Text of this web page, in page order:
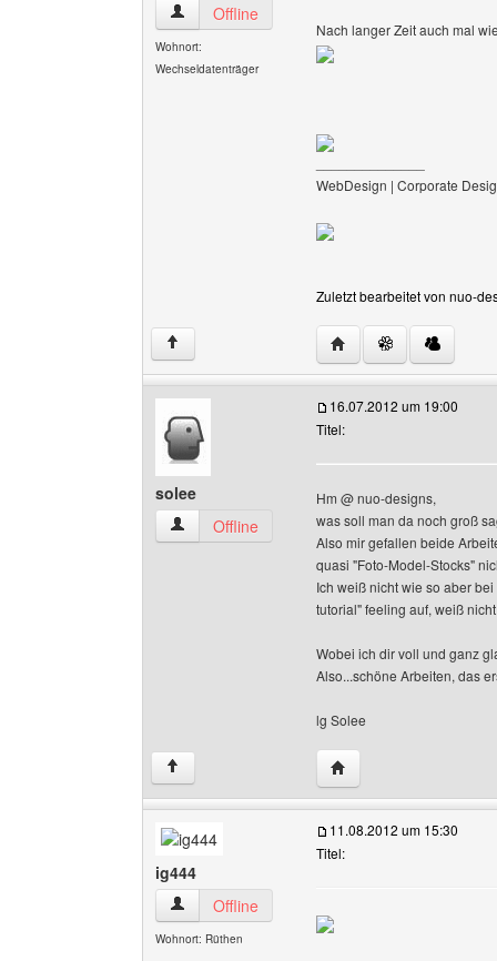
nuo-designs Benutzer-Profile anzeigen
Offline
Wohnort:
Wechseldatenträger
Nach langer Zeit auch mal
WebDesign | Corporate
Zuletzt bearbeitet von nuo-
↑ Website dieses
solee
solee Benutzer-Profile anzeigen
Offline
16.07.2012 um 19:00
Titel:
Hm @ nuo-designs,
was soll man da noch groß
Also mir gefallen beide
quasi "Foto-Model-Stocks"
Ich weiß nicht wie so aber
tutorial" feeling auf, weiß
Wobei ich dir voll und ganz
Also...schöne Arbeiten, das
lg Solee
↑ Website dieses
ig444
ig444 Benutzer-Profile anzeigen
Offline
Wohnort: Rüthen
11.08.2012 um 15:30
Titel: